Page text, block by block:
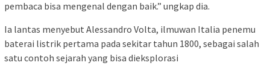
pembaca bisa mengenal dengan baik.” ungkap dia.
Ia lantas menyebut Alessandro Volta, ilmuwan Italia penemu
baterai listrik pertama pada sekitar tahun 1800, sebagai salah
satu contoh sejarah yang bisa dieksplorasi